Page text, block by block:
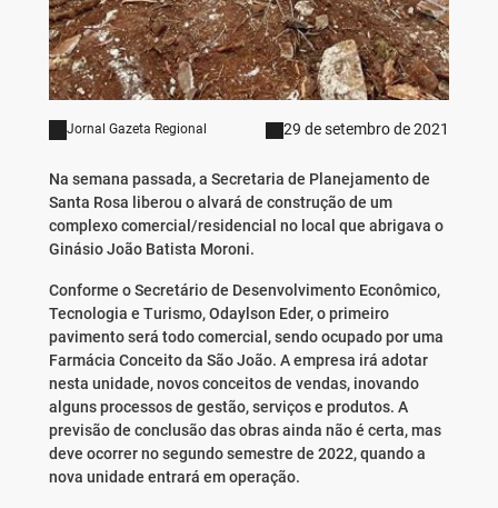
Jornal Gazeta Regional 29 de setembro de 2021
Na semana passada, a Secretaria de Planejamento de
Santa Rosa liberou o alvará de construção de um
complexo comercial/residencial no local que abrigava o
Ginásio João Batista Moroni.
Conforme o Secretário de Desenvolvimento Econômico,
Tecnologia e Turismo, Odaylson Eder, o primeiro
pavimento será todo comercial, sendo ocupado por uma
Farmácia Conceito da São João. A empresa irá adotar
nesta unidade, novos conceitos de vendas, inovando
alguns processos de gestão, serviços e produtos. A
previsão de conclusão das obras ainda não é certa, mas
deve ocorrer no segundo semestre de 2022, quando a
nova unidade entrará em operação.